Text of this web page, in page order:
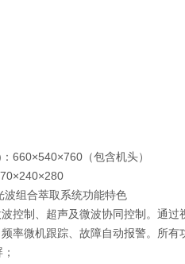
660×540×760（包含机头）
波组合萃取系统功能特色
控制、超声及微波协同控制。通
频率微机跟踪、故障自动报警。
屏；